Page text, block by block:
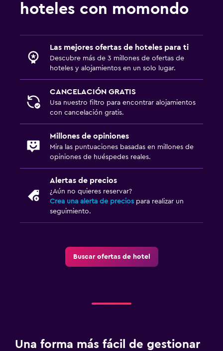
hoteles con momondo
Las mejores ofertas de hoteles para ti
Descubre más de 3 millones de ofertas de
hoteles y alojamientos en un solo lugar.
CANCELACIÓN GRATIS
Usa nuestro filtro para encontrar alojamientos
con cancelación gratis.
Millones de opiniones
Mira las puntuaciones basadas en millones de
opiniones de huéspedes reales.
Alertas de precios
¿Aún no quieres reservar?
Crea una alerta de precios para realizar un
seguimiento.
Buscar ofertas de hotel
Una forma más fácil de gestionar